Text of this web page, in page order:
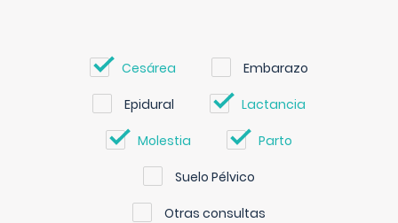
Cesárea Embarazo
Epidural Lactancia
Molestia Parto
Suelo Pélvico
Otras consultas